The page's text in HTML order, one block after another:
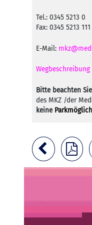
Tel.: 0345 5213 0
Fax: 0345 5213 111
E-Mail:
Wegbeschreibung
Bitte beachten Sie
des MKZ /der
keine